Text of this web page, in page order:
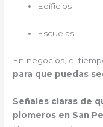
Edificios
Escuelas
En negocios, el
para que puedas
Señales claras de
plomeros en San